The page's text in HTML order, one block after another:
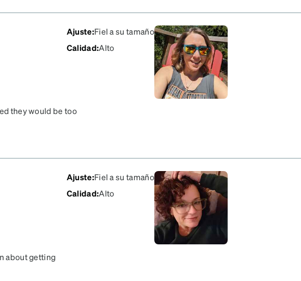
Ajuste:Fiel a su tamaño
Calidad:Alto
they would be too
like my cheaper
My regular glasses
and cost me less
statement frame as I
went neutral and be
more glasses
Ajuste:Fiel a su tamaño
Calidad:Alto
about getting